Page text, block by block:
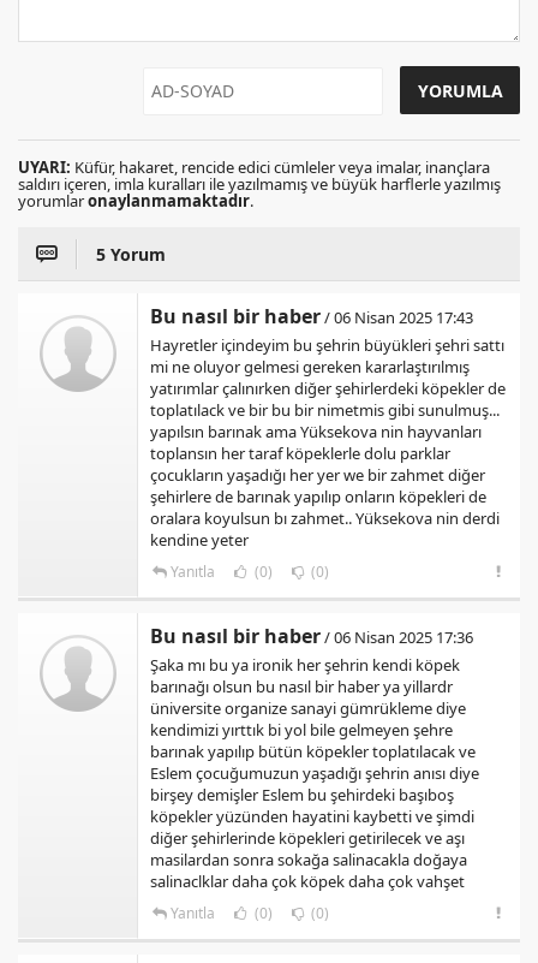
UYARI: Küfür, hakaret, rencide edici cümleler veya imalar, inançlara
saldırı içeren, imla kuralları ile yazılmamış ve büyük harflerle yazılmış
yorumlaronaylanmamaktadır.
5 Yorum
Bu nasıl bir haber/ 06 Nisan 2025 17:43
Hayretler içindeyim bu şehrin büyükleri şehri sattı
mi ne oluyor gelmesi gereken kararlaştırılmış
yatırımlar çalınırken diğer şehirlerdeki köpekler de
toplatılack ve bir bu bir nimetmis gibi sunulmuş...
yapılsın barınak ama Yüksekova nin hayvanları
toplansın her taraf köpeklerle dolu parklar
çocukların yaşadığı her yer we bir zahmet diğer
şehirlere de barınak yapılıp onların köpekleri de
oralara koyulsun bı zahmet.. Yüksekova nin derdi
kendine yeter
Yanıtla (0) (0)
Bu nasıl bir haber/ 06 Nisan 2025 17:36
Şaka mı bu ya ironik her şehrin kendi köpek
barınağı olsun bu nasıl bir haber ya yillardr
üniversite organize sanayi gümrükleme diye
kendimizi yırttık bi yol bile gelmeyen şehre
barınak yapılıp bütün köpekler toplatılacak ve
Eslem çocuğumuzun yaşadığı şehrin anısı diye
birşey demişler Eslem bu şehirdeki başıboş
köpekler yüzünden hayatini kaybetti ve şimdi
diğer şehirlerinde köpekleri getirilecek ve aşı
masilardan sonra sokağa salinacakla doğaya
salinaclklar daha çok köpek daha çok vahşet
Yanıtla (0) (0)